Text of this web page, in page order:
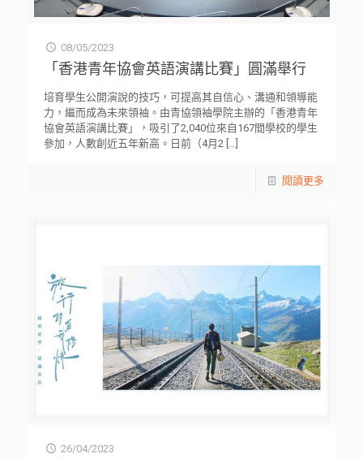
08/05/2023
「香港青年協會英語演講比賽」圓滿舉行
培育學生公開演說的技巧，可提高其自信心、溝通和領導能
力，繼而成為未來領袖。由青協領袖學院主辦的「香港青年
協會英語演講比賽」，吸引了2,040位來自167間學校的學生
參加，人數創近五年新高。日前（4月2[…]
閱讀更多
26/04/2023